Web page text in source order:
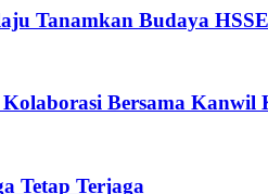
Tanamkan Budaya HSSE
Bersama Kanwil
Tetap Terjaga